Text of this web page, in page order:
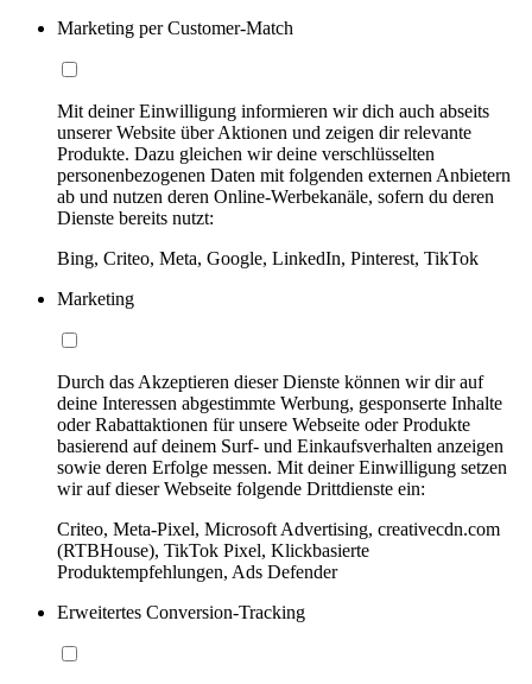
Marketing per Customer-Match
Mit deiner Einwilligung informieren wir dich auch abseits
unserer Website über Aktionen und zeigen dir relevante
Produkte. Dazu gleichen wir deine verschlüsselten
personenbezogenen Daten mit folgenden externen Anbietern
ab und nutzen deren Online-Werbekanäle, sofern du deren
Dienste bereits nutzt:
Bing, Criteo, Meta, Google, LinkedIn, Pinterest, TikTok
Marketing
Durch das Akzeptieren dieser Dienste können wir dir auf
deine Interessen abgestimmte Werbung, gesponserte Inhalte
oder Rabattaktionen für unsere Webseite oder Produkte
basierend auf deinem Surf- und Einkaufsverhalten anzeigen
sowie deren Erfolge messen. Mit deiner Einwilligung setzen
wir auf dieser Webseite folgende Drittdienste ein:
Criteo, Meta-Pixel, Microsoft Advertising, creativecdn.com
(RTBHouse), TikTok Pixel, Klickbasierte
Produktempfehlungen, Ads Defender
Erweitertes Conversion-Tracking